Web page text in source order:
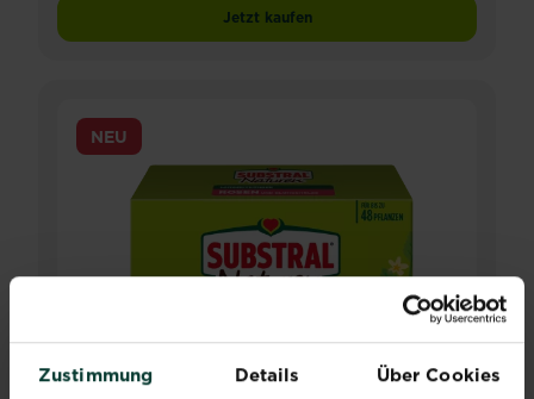
Zustimmung Details Über Cookies
Jetzt kaufenSubstral® Naturen® Langzeitdünger
NEU